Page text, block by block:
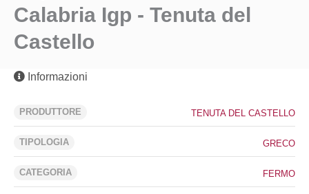
Calabria Igp - Tenuta del
Castello
Informazioni
PRODUTTORE TENUTA DEL CASTELLO
TIPOLOGIA GRECO
CATEGORIA FERMO